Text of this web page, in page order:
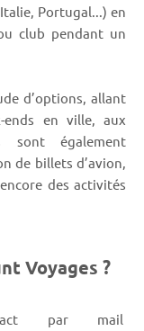
Portugal...) en
club pendant un
d’options, allant
ends en ville, aux
sont également
de billets d’avion,
des activités
Voyages ?
par mail